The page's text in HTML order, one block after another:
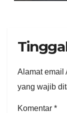
Alamat email
yang wajib
Komentar *